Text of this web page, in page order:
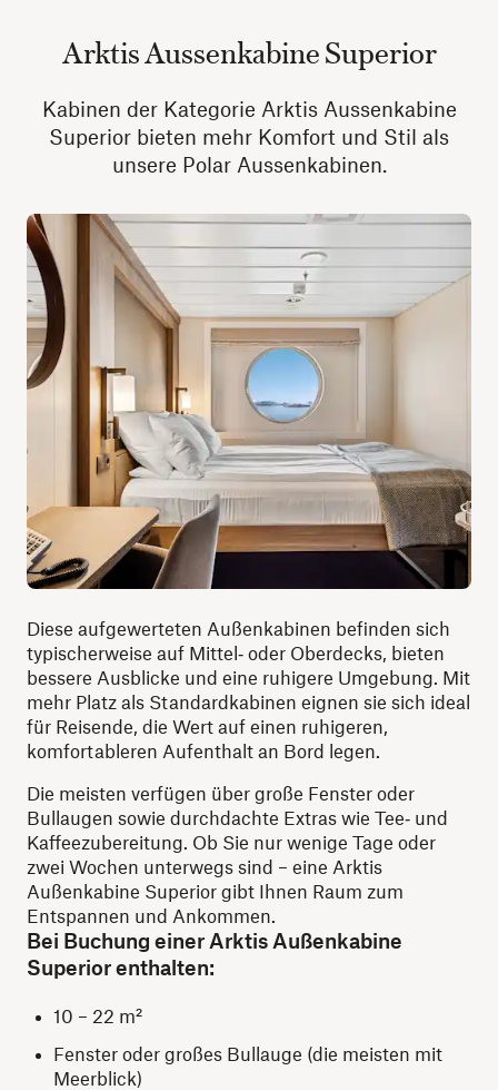
Arktis Aussenkabine Superior
Kabinen der Kategorie Arktis Aussenkabine
Superior bieten mehr Komfort und Stil als
unsere Polar Aussenkabinen.
Diese aufgewerteten Außenkabinen befinden sich
typischerweise auf Mittel‑ oder Oberdecks, bieten
bessere Ausblicke und eine ruhigere Umgebung. Mit
mehr Platz als Standardkabinen eignen sie sich ideal
für Reisende, die Wert auf einen ruhigeren,
komfortableren Aufenthalt an Bord legen.
Die meisten verfügen über große Fenster oder
Bullaugen sowie durchdachte Extras wie Tee‑ und
Kaffeezubereitung. Ob Sie nur wenige Tage oder
zwei Wochen unterwegs sind – eine Arktis
Außenkabine Superior gibt Ihnen Raum zum
Entspannen und Ankommen.
Bei Buchung einer Arktis Außenkabine
Superior enthalten:
10 – 22 m²
Fenster oder großes Bullauge (die meisten mit
Meerblick)